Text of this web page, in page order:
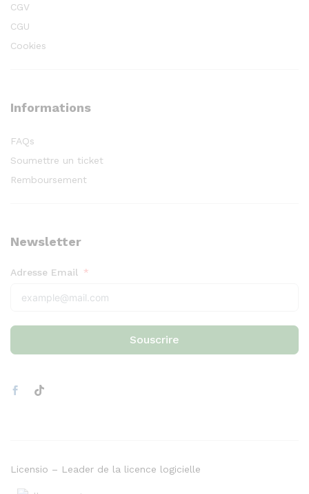
CGV
CGU
Cookies
Informations
FAQs
Soumettre un ticket
Remboursement
Newsletter
Adresse Email
Souscrire
Licensio – Leader de la licence logicielle